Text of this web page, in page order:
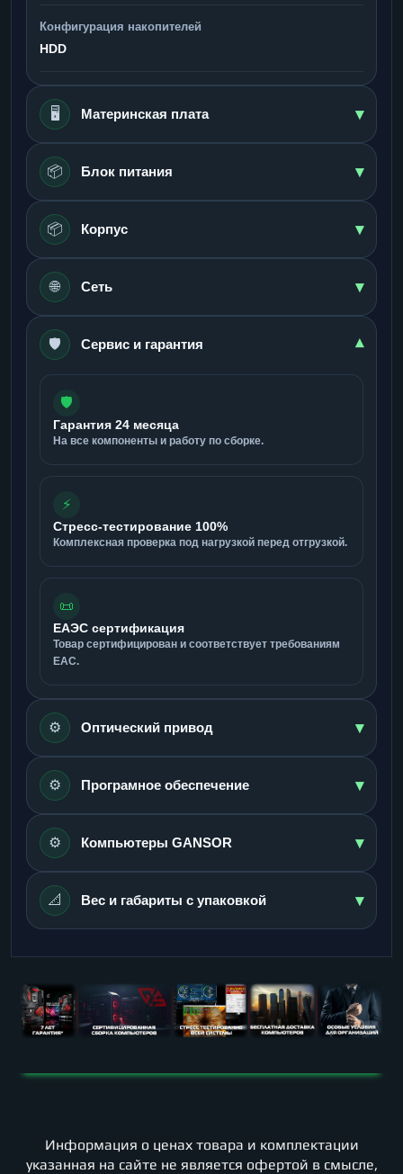
Конфигурация накопителей
HDD
🖥️ Материнская плата ▾
📦 Блок питания ▾
📦 Корпус ▾
🌐 Сеть ▾
🛡️ Сервис и гарантия ▾
🛡️
Гарантия 24 месяца
На все компоненты и работу по сборке.
⚡
Стресс-тестирование 100%
Комплексная проверка под нагрузкой перед отгрузкой.
📜
ЕАЭС сертификация
Товар сертифицирован и соответствует требованиям
ЕАС.
⚙️ Оптический привод ▾
⚙️ Програмное обеспечение ▾
⚙️ Компьютеры GANSOR ▾
📐 Вес и габариты с упаковкой ▾
Информация о ценах товара и комплектации
указанная на сайте не является офертой в смысле,